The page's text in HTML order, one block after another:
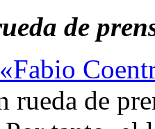
de
«Fabio
rueda de